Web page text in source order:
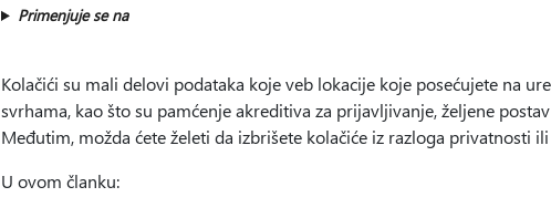
Primenjuje se na
Kolačići su mali delovi podataka koje veb lokacije koje posećujete na
svrhama, kao što su pamćenje akreditiva za prijavljivanje, željene
Međutim, možda ćete želeti da izbrišete kolačiće iz razloga privatnosti
U ovom članku: